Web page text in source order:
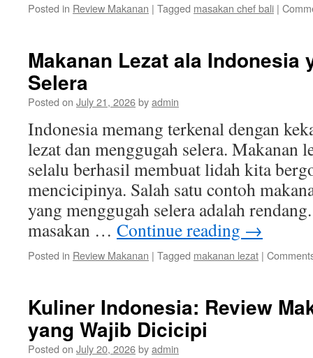
Posted in Review Makanan | Tagged masakan chef bali |
Makanan Lezat ala Indonesia
Selera
Posted on July 21, 2026byadmin
Indonesia memang terkenal dengan
lezat dan menggugah selera. Makanan
selalu berhasil membuat lidah kita
mencicipinya. Salah satu contoh
yang menggugah selera adalah
masakan … Continue reading →
Posted in Review Makanan | Tagged makanan lezat |
Kuliner Indonesia: Review
yang Wajib Dicicipi
Posted on July 20, 2026byadmin